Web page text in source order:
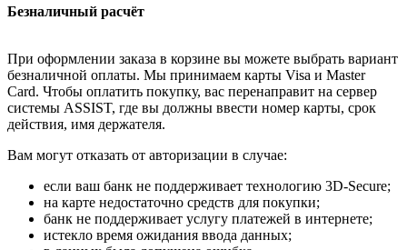
Безналичный расчёт
При оформлении заказа в корзине вы можете выбрать вариант
безналичной оплаты. Мы принимаем карты Visa и Master
Card. Чтобы оплатить покупку, вас перенаправит на сервер
системы ASSIST, где вы должны ввести номер карты, срок
действия, имя держателя.
Вам могут отказать от авторизации в случае:
если ваш банк не поддерживает технологию 3D-Secure;
на карте недостаточно средств для покупки;
банк не поддерживает услугу платежей в интернете;
истекло время ожидания ввода данных;